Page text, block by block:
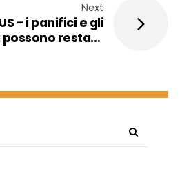
Next
- i panifici e gli
restare